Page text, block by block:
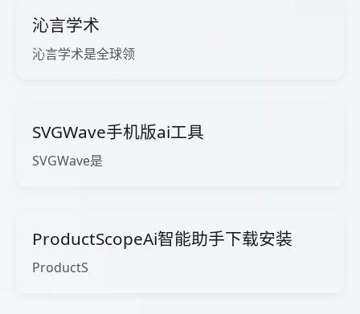
沁言学术
沁言学术是全球领
SVGWave手机版ai工具
SVGWave是
ProductScopeAi智能助手下载安装
ProductS